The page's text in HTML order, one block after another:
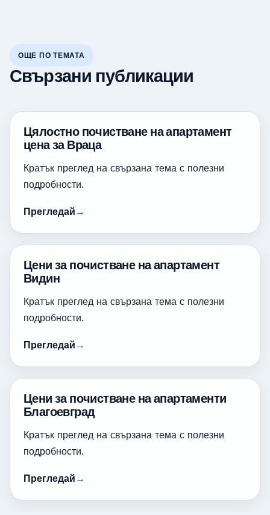
ОЩЕ ПО ТЕМАТА
Свързани публикации
Цялостно почистване на апартамент
цена за Враца
Кратък преглед на свързана тема с полезни
подробности.
Прегледай
Цени за почистване на апартамент
Видин
Кратък преглед на свързана тема с полезни
подробности.
Прегледай
Цени за почистване на апартаменти
Благоевград
Кратък преглед на свързана тема с полезни
подробности.
Прегледай